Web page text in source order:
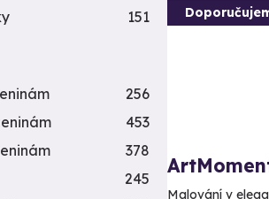
Malování v
151
256
453
378
245